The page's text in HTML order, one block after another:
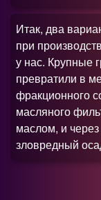
Итак, два
при
у нас. Крупные
превратили в
фракционного
масляного
маслом, и
зловредный